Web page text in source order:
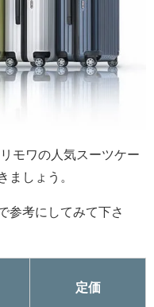
モワの人気スーツケー
ましょう。
参考にしてみて下さ
定価